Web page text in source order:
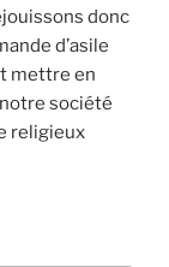
donc
d’asile
mettre en
société
religieux